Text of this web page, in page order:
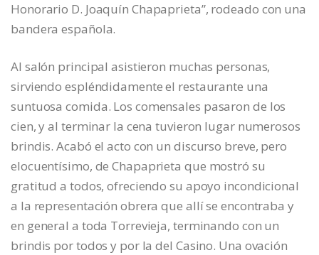
Honorario D. Joaquín Chapaprieta”, rodeado con una
bandera española.
Al salón principal asistieron muchas personas,
sirviendo espléndidamente el restaurante una
suntuosa comida. Los comensales pasaron de los
cien, y al terminar la cena tuvieron lugar numerosos
brindis. Acabó el acto con un discurso breve, pero
elocuentísimo, de Chapaprieta que mostró su
gratitud a todos, ofreciendo su apoyo incondicional
a la representación obrera que allí se encontraba y
en general a toda Torrevieja, terminando con un
brindis por todos y por la del Casino. Una ovación